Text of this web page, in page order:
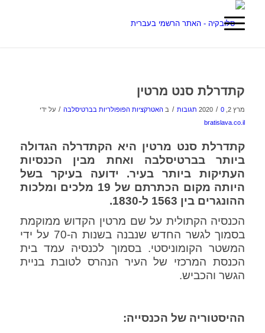
קתדרלת סנט מרטין
מרץ 2, 2020 / 0 תגובות / ב האטרקציות הפופולריות בברטיסלבה / על ידי
bratislava.co.il
קתדרלת סנט מרטין היא הקתדרלה הגדולה
ביותר בברטיסלבה ואחת מבין הכנסיות
העתיקות ביותר בעיר. ידועה בעיקר בשל
היותה מקום הכתרתם של 19 מלכים ומלכות
ההונגרים בין 1563 ל-1830.
הכנסיה הקתולית על שם מרטין הקדוש ממוקמת
בסמוך לגשר החדש שנבנה בשנות ה-70 על ידי
המשטר הקומוניסטי. בסמוך לכנסיה עמד בית
הכנסת המרכזי של העיר הנהרס לטובת בניית
הגשר והכביש.
ההיסטוריה של הכנסייה: